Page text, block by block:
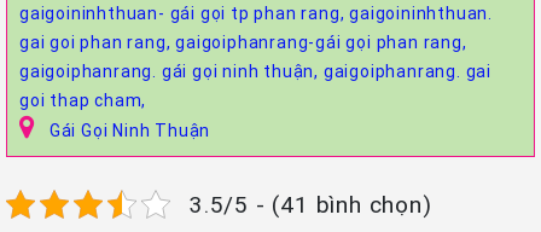
gaigoininhthuan- gái gọi tp phan rang,gaigoininhthuan.
gai goi phan rang,gaigoiphanrang-gái gọi phan rang,
gaigoiphanrang. gái gọi ninh thuận, gaigoiphanrang. gai
goi thap cham,
Gái Gọi Ninh Thuận
3.5/5 - (41 bình chọn)